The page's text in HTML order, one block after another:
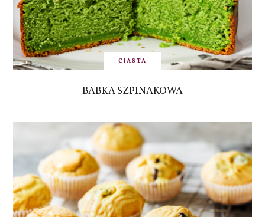
CIASTA
BABKA SZPINAKOWA